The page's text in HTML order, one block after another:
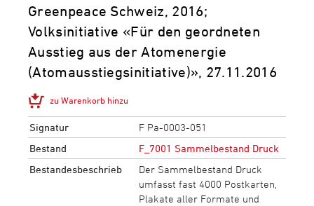
Greenpeace Schweiz, 2016;
Volksinitiative «Für den geordneten
Ausstieg aus der Atomenergie
(Atomausstiegsinitiative)», 27.11.2016
zu Warenkorb hinzu
Signatur
F Pa-0003-051
Bestand
F_7001 Sammelbestand Druck
Bestandesbeschrieb
Der Sammelbestand Druck
umfasst fast 4000 Postkarten,
Plakate aller Formate und